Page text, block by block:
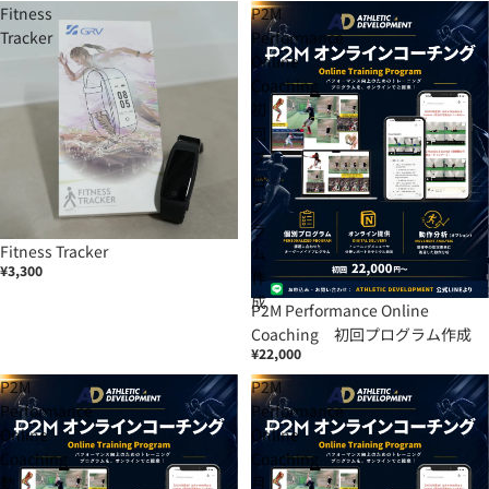
Fitness
Tracker
Fitness Tracker
¥3,300
P2M
Performance
Online
Coaching
初
回
プ
ロ
グ
ラ
ム
作
成
P2M Performance Online
Coaching 初回プログラム作成
¥22,000
P2M
Performance
Online
Coaching
動
P2M
Performance
Online
Coaching
月